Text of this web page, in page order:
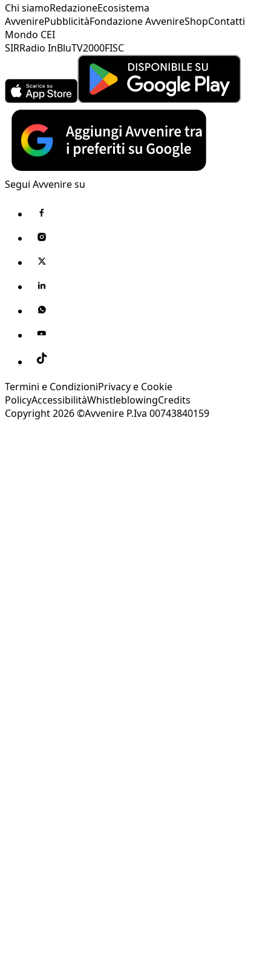
Chi siamoRedazioneEcosistema
AvvenirePubblicitàFondazione AvvenireShopContatti
Mondo CEI
SIRRadio InBluTV2000FISC
Segui Avvenire su
Termini e CondizioniPrivacy e Cookie
PolicyAccessibilitàWhistleblowingCredits
Copyright 2026 ©Avvenire P.Iva 00743840159